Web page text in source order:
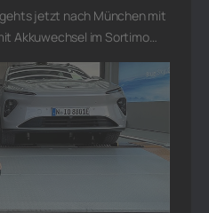
jetzt nach München mit
Akkuwechsel im Sortimo…